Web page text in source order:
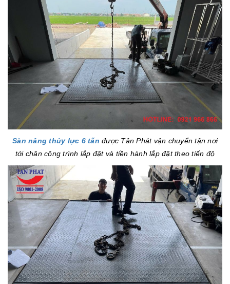
Sàn nâng thủy lực 6 tấn được Tân Phát vận chuyển tận nơi
tới chân công trình lắp đặt và tiền hành lắp đặt theo tiến độ